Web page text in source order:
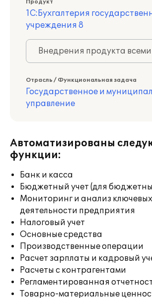
Продукт
1С:Бухгалтерия
учреждения 8
Внедрения продукта
Отрасль / Функциональная задача
Государственное и
управление
Автоматизированы
функции:
Банк и касса
Бюджетный учет (для
Мониторинг и анализ
деятельности предприятия
Налоговый учет
Основные средства
Производственные операции
Расчет зарплаты и кадровый
Расчеты с контрагентами
Регламентированная
Товарно-материальные